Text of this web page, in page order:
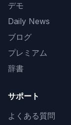
デモ
Daily News
ブログ
プレミアム
辞書
サポート
よくある質問